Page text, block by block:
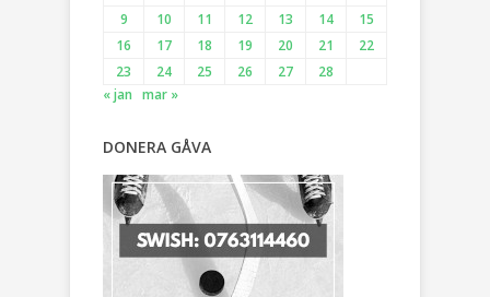
9
10 11 12 13 14
15
16
17 18 19 20 21
22
23
24 25 26 27
28
« jan mar »
DONERA GÅVA